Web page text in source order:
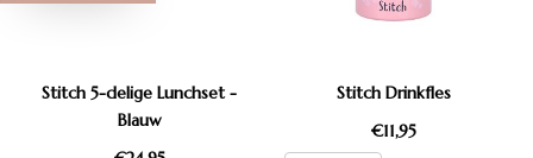
Stitch 5-delige Lunchset -
Blauw
Stitch Drinkfles
€11,95